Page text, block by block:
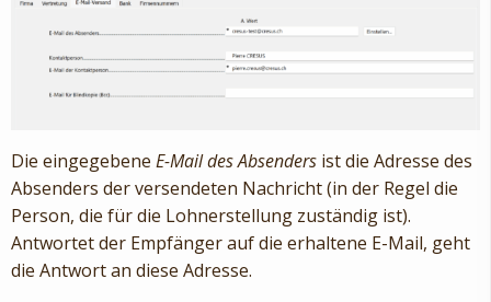
Die eingegebene E-Mail des Absenders ist die Adresse des
Absenders der versendeten Nachricht (in der Regel die
Person, die für die Lohnerstellung zuständig ist).
Antwortet der Empfänger auf die erhaltene E-Mail, geht
die Antwort an diese Adresse.